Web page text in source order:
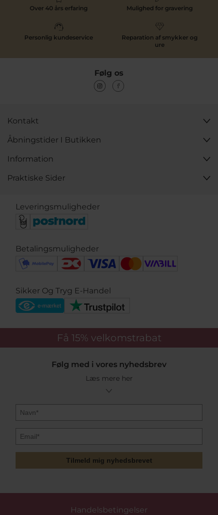
Over 40 års erfaring Mulighed for gravering
Personlig kundeservice
Reparation af smykker og
ure
Følg os
Kontakt
Åbningstider I Butikken
Information
Praktiske Sider
Leveringsmuligheder
Betalingsmuligheder
Sikker Og Tryg E-Handel
Få 15% velkomstrabat
Følg med i vores nyhedsbrev
Læs mere her
Tilmeld mig nyhedsbrevet
Handelsbetingelser